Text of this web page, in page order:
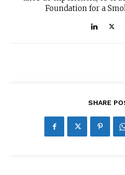
Foundation for a
SHARE